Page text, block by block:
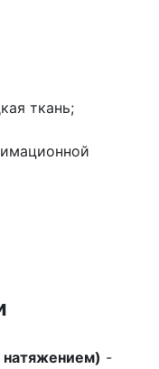
ткань;
натяжением) -